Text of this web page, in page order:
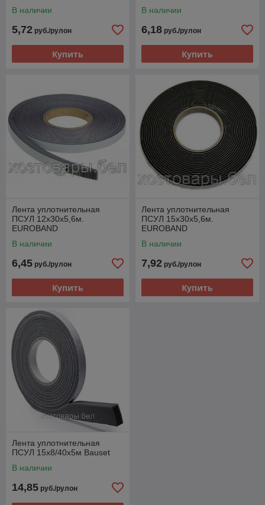
В наличии
5,72 руб./рулон
Купить
В наличии
6,18 руб./рулон
Купить
Лента уплотнительная
ПСУЛ 12х30х5,6м.
EUROBAND
В наличии
6,45 руб./рулон
Купить
Лента уплотнительная
ПСУЛ 15х30х5,6м.
EUROBAND
В наличии
7,92 руб./рулон
Купить
Лента уплотнительная
ПСУЛ 15х8/40х5м Bauset
В наличии
14,85 руб./рулон